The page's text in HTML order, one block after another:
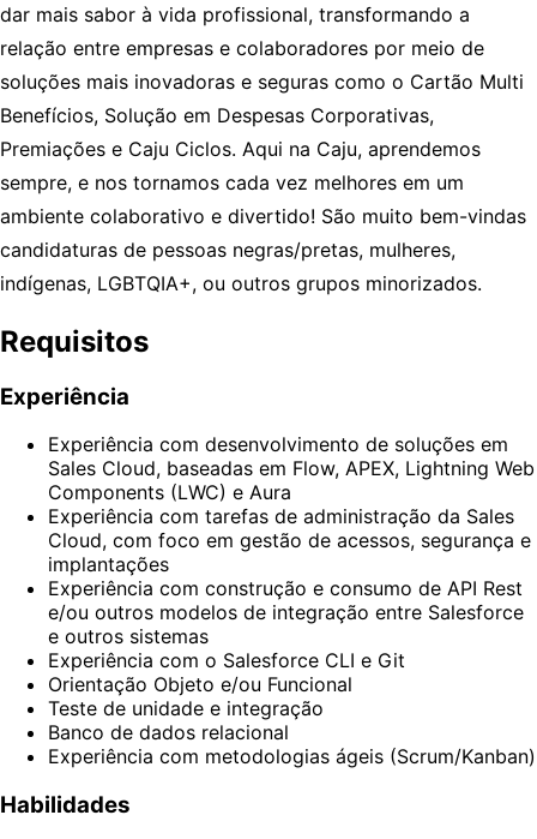
dar mais sabor à vida profissional, transformando a
relação entre empresas e colaboradores por meio de
soluções mais inovadoras e seguras como o Cartão Multi
Benefícios, Solução em Despesas Corporativas,
Premiações e Caju Ciclos. Aqui na Caju, aprendemos
sempre, e nos tornamos cada vez melhores em um
ambiente colaborativo e divertido! São muito bem-vindas
candidaturas de pessoas negras/pretas, mulheres,
indígenas, LGBTQIA+, ou outros grupos minorizados.
Requisitos
Experiência
Experiência com desenvolvimento de soluções em
Sales Cloud, baseadas em Flow, APEX, Lightning Web
Components (LWC) e Aura
Experiência com tarefas de administração da Sales
Cloud, com foco em gestão de acessos, segurança e
implantações
Experiência com construção e consumo de API Rest
e/ou outros modelos de integração entre Salesforce
e outros sistemas
Experiência com o Salesforce CLI e Git
Orientação Objeto e/ou Funcional
Teste de unidade e integração
Banco de dados relacional
Experiência com metodologias ágeis (Scrum/Kanban)
Habilidades